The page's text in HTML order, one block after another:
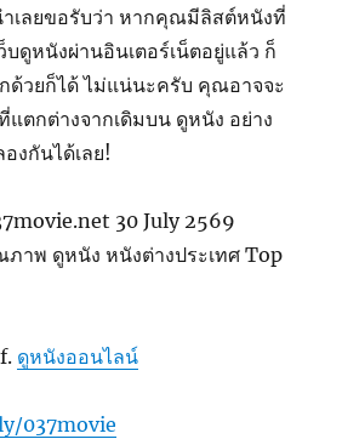
เลยขอรับว่า หากคุณมีลิสต์หนังที่
บดูหนังผ่านอินเตอร์เน็ตอยู่แล้ว ก็
ด้วยก็ได้ ไม่แน่นะครับ คุณอาจจะ
ตกต่างจากเดิมบน ดูหนัง อย่าง
งกันได้เลย!
30 July 2569
าพ ดูหนัง หนังต่างประเทศ Top
ดูหนังออนไลน์
037movie